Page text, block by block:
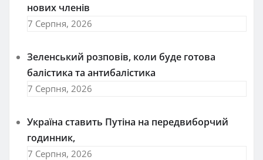
нових членів
7 Серпня, 2026
Зеленський розповів, коли буде готова
балістика та антибалістика
7 Серпня, 2026
Україна ставить Путіна на передвиборчий
годинник,
7 Серпня, 2026